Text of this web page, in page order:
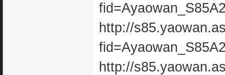
http://
http://